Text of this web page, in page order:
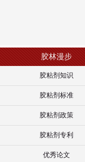
胶林漫步
胶粘剂知识
胶粘剂标准
胶粘剂政策
胶粘剂专利
优秀论文